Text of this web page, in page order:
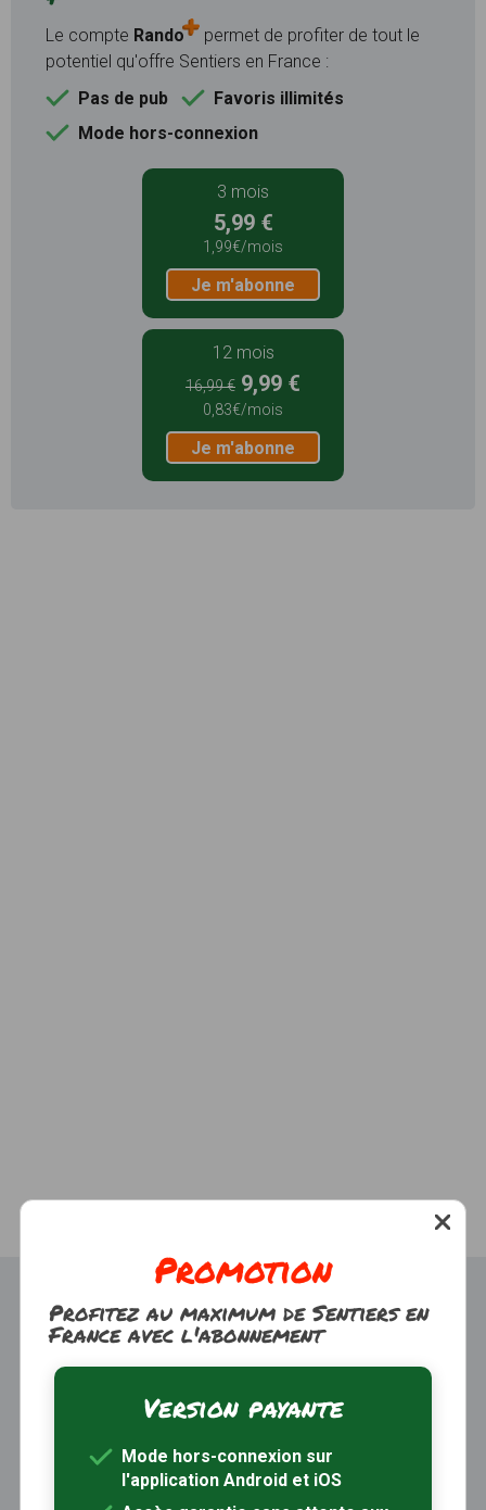
Le compte Rando
permet de profiter de tout le
potentiel qu'offre Sentiers en France :
Pas de pub
Favoris illimités
Mode hors-connexion
3 mois
5,99 €
1,99€/mois
Je m'abonne
12 mois
16,99 € 9,99 €
0,83€/mois
Je m'abonne
Trouver une randonnée À propos
Inscription / Connexion
Promotion
Profitez au maximum de Sentiers en
France avec l'abonnement
Version payante
Mode hors-connexion sur
l'application Android et iOS